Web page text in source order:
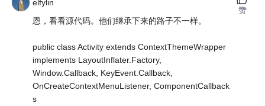
elfylin
恩，看看源代码。他们继承下来的路子不一样。
public class Activity extends ContextThemeWrapper
implements LayoutInflater.Factory,
Window.Callback, KeyEvent.Callback,
OnCreateContextMenuListener, ComponentCallback
s
赞